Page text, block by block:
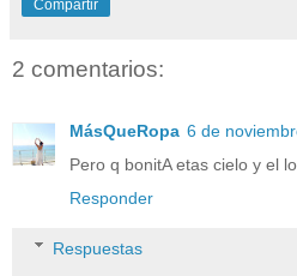
Compartir
2 comentarios:
MásQueRopa 6 de
Pero q bonitA etas cielo y el
Responder
Respuestas